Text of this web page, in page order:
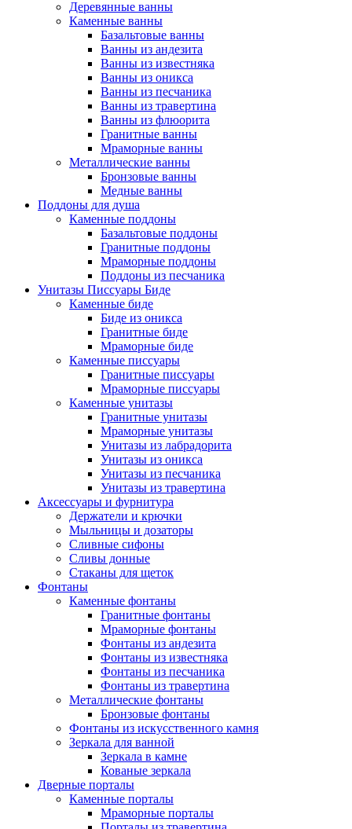
Деревянные ванны
Каменные ванны
Базальтовые ванны
Ванны из андезита
Ванны из известняка
Ванны из оникса
Ванны из песчаника
Ванны из травертина
Ванны из флюорита
Гранитные ванны
Мраморные ванны
Металлические ванны
Бронзовые ванны
Медные ванны
Поддоны для душа
Каменные поддоны
Базальтовые поддоны
Гранитные поддоны
Мраморные поддоны
Поддоны из песчаника
Унитазы Писсуары Биде
Каменные биде
Биде из оникса
Гранитные биде
Мраморные биде
Каменные писсуары
Гранитные писсуары
Мраморные писсуары
Каменные унитазы
Гранитные унитазы
Мраморные унитазы
Унитазы из лабрадорита
Унитазы из оникса
Унитазы из песчаника
Унитазы из травертина
Аксессуары и фурнитура
Держатели и крючки
Мыльницы и дозаторы
Сливные сифоны
Сливы донные
Стаканы для щеток
Фонтаны
Каменные фонтаны
Гранитные фонтаны
Мраморные фонтаны
Фонтаны из андезита
Фонтаны из известняка
Фонтаны из песчаника
Фонтаны из травертина
Металлические фонтаны
Бронзовые фонтаны
Фонтаны из искусственного камня
Зеркала для ванной
Зеркала в камне
Кованые зеркала
Дверные порталы
Каменные порталы
Мраморные порталы